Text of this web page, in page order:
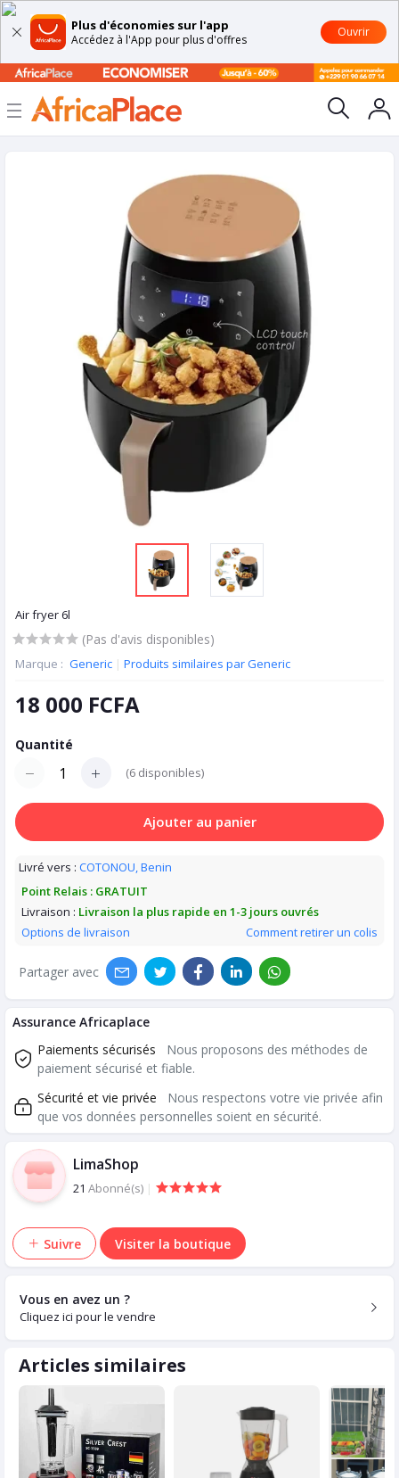
Plus d'économies sur l'app
Accédez à l'App pour plus d'offres
Ouvrir
Air fryer 6l
(Pas d'avis disponibles)
Marque : Generic | Produits similaires par Generic
18 000 FCFA
Quantité
(6 disponibles)
Ajouter au panier
Livré vers : COTONOU, Benin
Point Relais : GRATUIT
Livraison : Livraison la plus rapide en 1-3 jours ouvrés
Options de livraison
Comment retirer un colis
Partager avec
Assurance Africaplace
Paiements sécurisés
Nous proposons des méthodes de
paiement sécurisé et fiable.
Sécurité et vie privée
Nous respectons votre vie privée afin
que vos données personnelles soient en sécurité.
LimaShop
21 Abonné(s) |
Suivre Visiter la boutique
Vous en avez un ?
Cliquez ici pour le vendre
Articles similaires